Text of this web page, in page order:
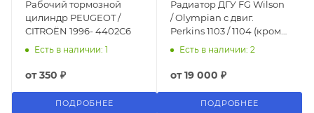
Рабочий тормозной
цилиндр PEUGEOT /
CITROËN 1996- 4402C6
Есть в наличии: 1
от350 ₽
ПОДРОБНЕЕ
Радиатор ДГУ FG Wilson
/ Olympian с двиг.
Perkins 1103 / 1104 (кроме
TDI) 2485B280
Есть в наличии: 2
от19 000 ₽
ПОДРОБНЕЕ